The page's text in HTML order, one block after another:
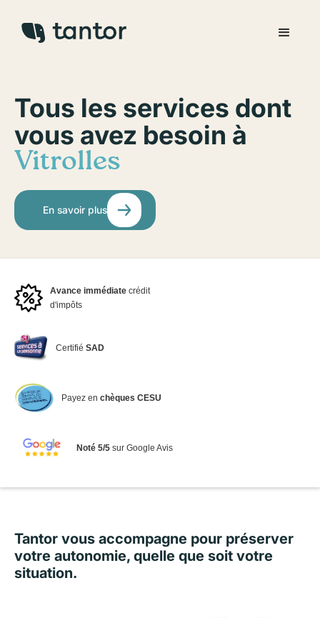
Tous les services dont
vous avez besoin à
Vitrolles
En savoir plus
Avance immédiate crédit
d'impôts
CertifiéSAD
Payez en chèques CESU
Noté 5/5sur Google Avis
Tantor vous accompagne pour préserver
votre autonomie, quelle que soit votre
situation.